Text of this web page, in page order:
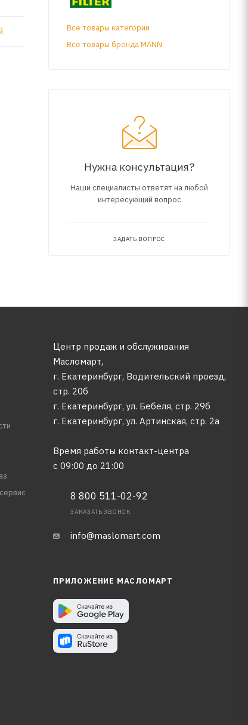
Все товары категории
Все товары бренда MANN
Нужна консультация?
Наши специалисты ответят на любой
интересующий вопрос
ЗАДАТЬ ВОПРОС
Центр продаж и обслуживания
Масломарт,
г. Екатеринбург, Водительский проезд,
стр. 20б
г. Екатеринбург, ул. Бебеля, стр. 29б
г. Екатеринбург, ул. Артинская, стр. 2а
Время работы контакт-центра
с 09:00 до 21:00
8 800 511-02-92
ЗАКАЗАТЬ ЗВОНОК
info@maslomart.com
ПРИЛОЖЕНИЕ МАСЛОМАРТ